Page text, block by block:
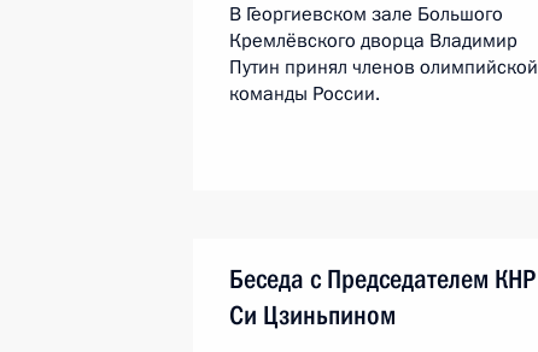
В Георгиевском зале Большого
Кремлёвского дворца Владимир
Путин принял членов олимпийской
команды России.
Беседа с Председателем КНР
Си Цзиньпином